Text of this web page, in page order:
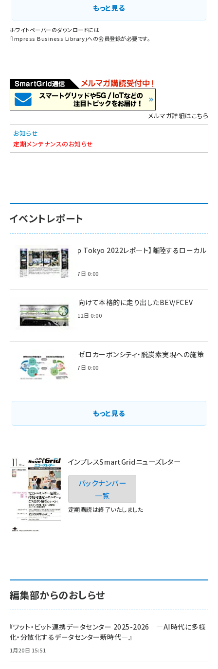
もっと見る
ホワイトペーパーのダウンロードには
「Impress Business Library」への会員登録が必要です。
メルマガ詳細はこちら
お知らせ
定期メンテナンスのお知らせ
イベントレポート
【Interop Tokyo 2022レポ—ト】離陸するローカル
5G！
2022年7月7日 0:00
脱炭素に向けて本格的に走り出したBEV/FCEV
2022年6月12日 0:00
環境省のゼロカーボンシティ・脱炭素実現への施策
2021年3月7日 0:00
もっと見る
インプレスSmartGridニューズレター
バックナンバー
一覧
定期購読は終了いたしました
編集部からのおしらせ
『ワット・ビット連携データセンター 2025-2026 ―AI時代に多様
化・分散化するデータセンター新時代―』
1月20日 15:51